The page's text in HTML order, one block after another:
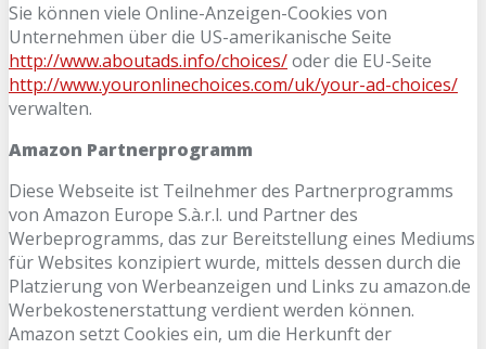
Sie können viele Online-Anzeigen-Cookies von
Unternehmen über die US-amerikanische Seite
http://www.aboutads.info/choices/oder die EU-Seite
http://www.youronlinechoices.com/uk/your-ad-choices/
verwalten.
Amazon Partnerprogramm
Diese Webseite ist Teilnehmer des Partnerprogramms
von Amazon Europe S.à.r.l. und Partner des
Werbeprogramms, das zur Bereitstellung eines Mediums
für Websites konzipiert wurde, mittels dessen durch die
Platzierung von Werbeanzeigen und Links zu amazon.de
Werbekostenerstattung verdient werden können.
Amazon setzt Cookies ein, um die Herkunft der